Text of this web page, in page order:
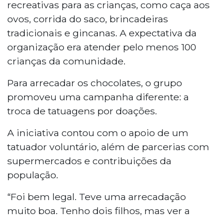
recreativas para as crianças, como caça aos
ovos, corrida do saco, brincadeiras
tradicionais e gincanas. A expectativa da
organização era atender pelo menos 100
crianças da comunidade.
Para arrecadar os chocolates, o grupo
promoveu uma campanha diferente: a
troca de tatuagens por doações.
A iniciativa contou com o apoio de um
tatuador voluntário, além de parcerias com
supermercados e contribuições da
população.
“Foi bem legal. Teve uma arrecadação
muito boa. Tenho dois filhos, mas ver a